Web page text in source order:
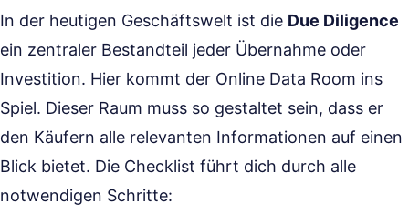
In der heutigen Geschäftswelt ist die Due Diligence
ein zentraler Bestandteil jeder Übernahme oder
Investition. Hier kommt der Online Data Room ins
Spiel. Dieser Raum muss so gestaltet sein, dass er
den Käufern alle relevanten Informationen auf einen
Blick bietet. Die Checklist führt dich durch alle
notwendigen Schritte: